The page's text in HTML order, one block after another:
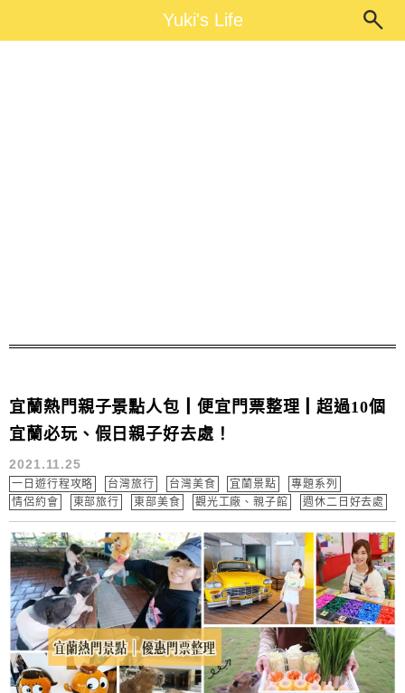
Yuki's LifeYuki's Life
宜蘭熱門親子景點人包┃便宜門票整理┃超過10個
宜蘭必玩、假日親子好去處！
2021.11.25
一日遊行程攻略 台灣旅行 台灣美食 宜蘭景點
專題系列
情侶約會
東部旅行 東部美食 觀光工廠、親子館 週休二日好去處